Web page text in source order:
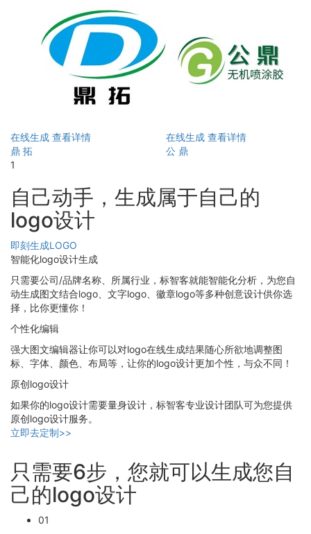
在线生成 查看详情
鼎 拓
在线生成 查看详情
公 鼎
1
自己动手，生成属于自己的
logo设计
即刻生成LOGO
智能化logo设计生成
只需要公司/品牌名称、所属行业，标智客就能智能化分析，为您自
动生成图文结合logo、文字logo、徽章logo等多种创意设计供你选
择，比你更懂你！
个性化编辑
强大图文编辑器让你可以对logo在线生成结果随心所欲地调整图
标、字体、颜色、布局等，让你的logo设计更加个性，与众不同！
原创logo设计
如果你的logo设计需要量身设计，标智客专业设计团队可为您提供
原创logo设计服务。
立即去定制>>
只需要6步，您就可以生成您自
己的logo设计
01